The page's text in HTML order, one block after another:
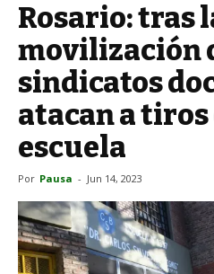
Rosario: tras
movilización
sindicatos
atacan a
escuela
Por Pausa - Jun 14, 2023